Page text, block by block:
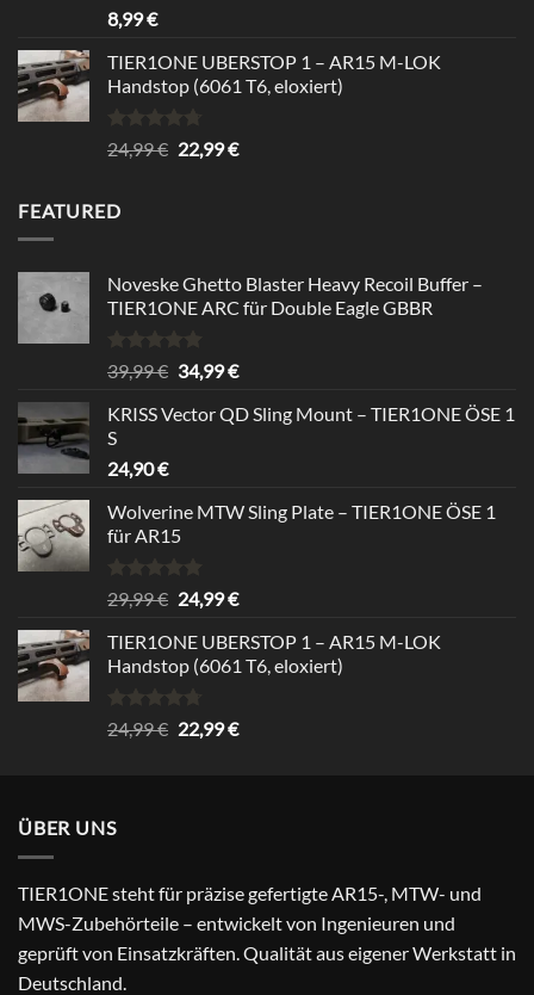
Rated
out of 5
8,99€
TIER1ONE UBERSTOP 1 – AR15 M-LOK
Handstop (6061 T6, eloxiert)
Rated4.67
out of 5
24,99€ Original
22,99€Current
FEATURED
Noveske Ghetto Blaster Heavy Recoil Buffer –
TIER1ONE ARC für Double Eagle GBBR
Rated5.00
out of 5
39,99€ Original
was:
34,99€Current
is:
KRISS Vector QD Sling Mount – TIER1ONE ÖSE 1
S
24,90€
Wolverine MTW Sling Plate – TIER1ONE ÖSE 1
für AR15
Rated5.00
out of 5
29,99€ Original
was:
29,99 €.
24,99€Current
is:
24,99 €.
TIER1ONE UBERSTOP 1 – AR15 M-LOK
Handstop (6061 T6, eloxiert)
Rated4.67
out of 5
24,99€ Original
22,99€Current
ÜBER UNS
TIER1ONE steht für präzise gefertigte AR15-, MTW- und
MWS-Zubehörteile – entwickelt von Ingenieuren und
geprüft von Einsatzkräften. Qualität aus eigener Werkstatt in
Deutschland.